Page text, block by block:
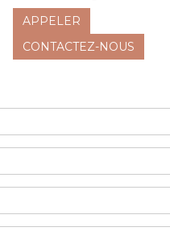
APPELER
CONTACTEZ-NOUS